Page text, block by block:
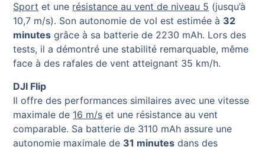
Sport et une résistance au vent de niveau 5 (jusqu’à
10,7 m/s). Son autonomie de vol est estimée à 32
minutes grâce à sa batterie de 2230 mAh. Lors des
tests, il a démontré une stabilité remarquable, même
face à des rafales de vent atteignant 35 km/h.
DJI Flip
Il offre des performances similaires avec une vitesse
maximale de 16 m/s et une résistance au vent
comparable. Sa batterie de 3110 mAh assure une
autonomie maximale de 31 minutes dans des